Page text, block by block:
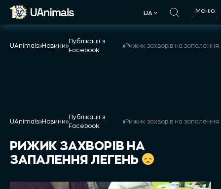
Skip
UA
Меню
UAnimals»Новини»
Публікації з
Facebook
»
UAnimals»Новини»
Публікації з
Facebook
»
РИЖИК ЗАХВОРІВ НА
ЗАПАЛЕННЯ ЛЕГЕНЬ